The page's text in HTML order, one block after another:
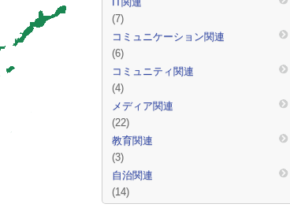
(7)
コミュニケーション関連
(6)
コミュニティ関連
(4)
メディア関連
(22)
教育関連
(3)
自治関連
(14)